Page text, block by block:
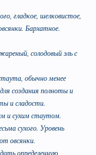
и
Пиво
гладкое, шелковистое,
Бархатное.
солодовый эль с
обычно менее
создания полноты и
и сладости.
и сухим стаутом.
сухого. Уровень
овсянки.
определенную